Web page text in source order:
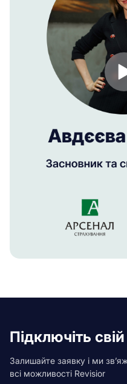
Підключіть
Залишайте заявку і ми
всі можливості Revisior